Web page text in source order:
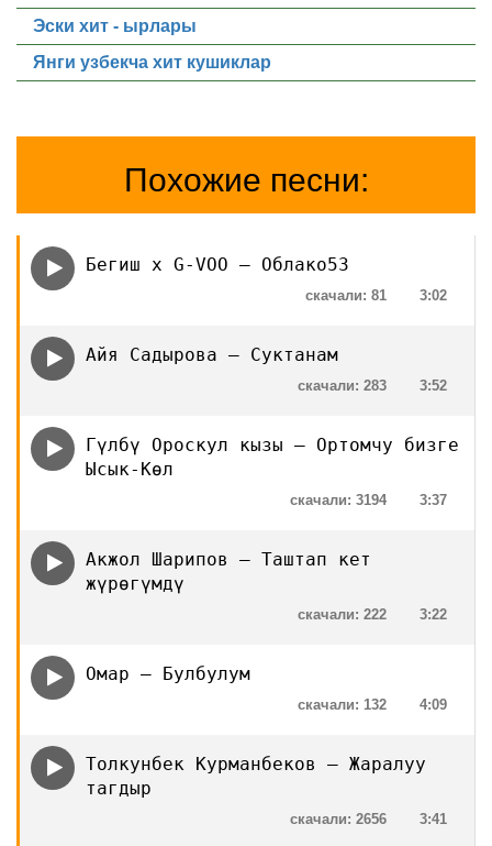
Эски хит - ырлары
Янги узбекча хит кушиклар
Похожие песни:
Бегиш х G-VOO — Облако53
3:02
скачали: 81
Айя Садырова — Суктанам
3:52
скачали: 283
Гүлбү Ороскул кызы — Ортомчу бизге
Ысык-Көл
3:37
скачали: 3194
Акжол Шарипов — Таштап кет
жүрөгүмдү
3:22
скачали: 222
Омар — Булбулум
4:09
скачали: 132
Толкунбек Курманбеков — Жаралуу
тагдыр
3:41
скачали: 2656